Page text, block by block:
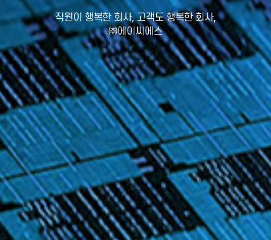
직원이 행복한 회사, 고객도 행복한 회사,
㈜에이씨에스